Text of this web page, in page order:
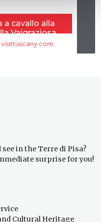
in the Terre di Pisa?
surprise for you!
Cultural Heritage